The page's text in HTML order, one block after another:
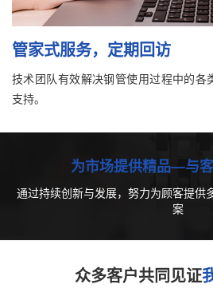
管家式服务，定期回访
技术团队有效解决钢管使用过程中的各
支持。
为市场提供精品—与
通过持续创新与发展，努力为顾客提供
案
众多客户共同见证